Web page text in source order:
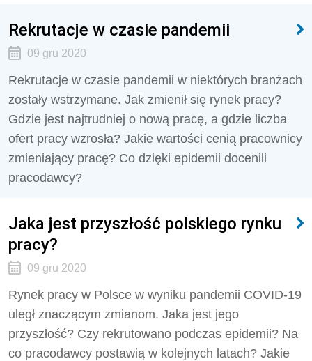
Rekrutacje w czasie pandemii
09 gru 2020
Rekrutacje w czasie pandemii w niektórych branżach
zostały wstrzymane. Jak zmienił się rynek pracy?
Gdzie jest najtrudniej o nową pracę, a gdzie liczba
ofert pracy wzrosła? Jakie wartości cenią pracownicy
zmieniający pracę? Co dzięki epidemii docenili
pracodawcy?
Jaka jest przyszłość polskiego rynku
pracy?
09 gru 2020
Rynek pracy w Polsce w wyniku pandemii COVID-19
uległ znaczącym zmianom. Jaka jest jego
przyszłość? Czy rekrutowano podczas epidemii? Na
co pracodawcy postawią w kolejnych latach? Jakie